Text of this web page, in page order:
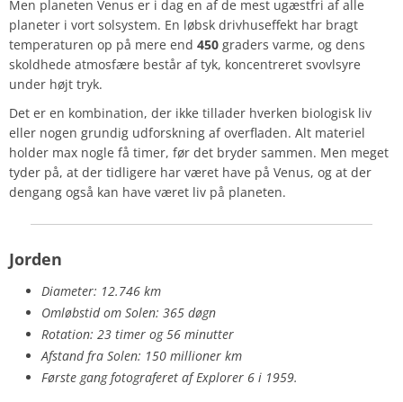
Men planeten Venus er i dag en af de mest ugæstfri af alle
planeter i vort solsystem. En løbsk drivhuseffekt har bragt
temperaturen op på mere end 450 graders varme, og dens
skoldhede atmosfære består af tyk, koncentreret svovlsyre
under højt tryk.
Det er en kombination, der ikke tillader hverken biologisk liv
eller nogen grundig udforskning af overfladen. Alt materiel
holder max nogle få timer, før det bryder sammen. Men meget
tyder på, at der tidligere har været have på Venus, og at der
dengang også kan have været liv på planeten.
Jorden
Diameter: 12.746 km
Omløbstid om Solen: 365 døgn
Rotation: 23 timer og 56 minutter
Afstand fra Solen: 150 millioner km
Første gang fotograferet af Explorer 6 i 1959.